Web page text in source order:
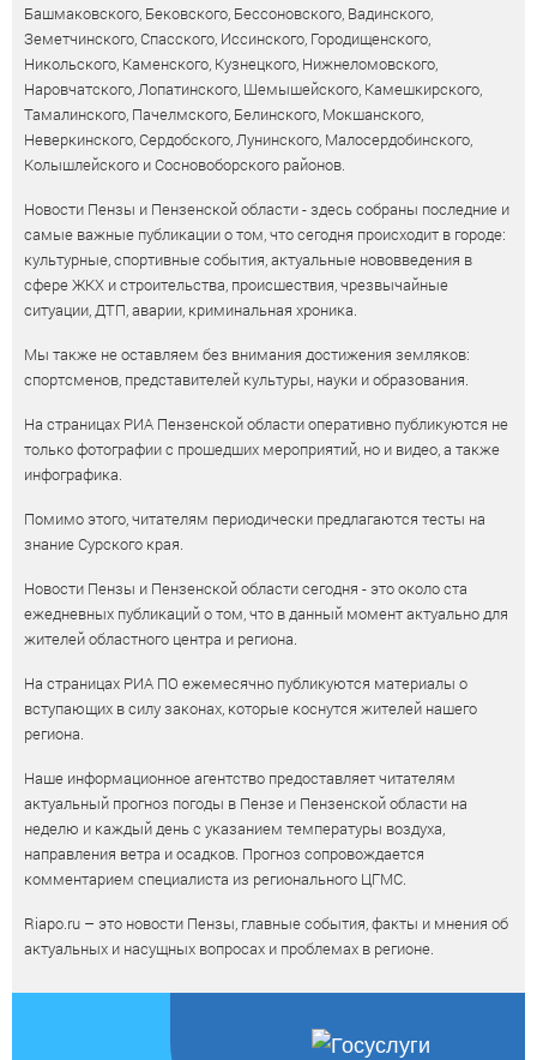
Башмаковского, Бековского, Бессоновского, Вадинского,
Земетчинского, Спасского, Иссинского, Городищенского,
Никольского, Каменского, Кузнецкого, Нижнеломовского,
Наровчатского, Лопатинского, Шемышейского, Камешкирского,
Тамалинского, Пачелмского, Белинского, Мокшанского,
Неверкинского, Сердобского, Лунинского, Малосердобинского,
Колышлейского и Сосновоборского районов.
Новости Пензы и Пензенской области - здесь собраны последние и
самые важные публикации о том, что сегодня происходит в городе:
культурные, спортивные события, актуальные нововведения в
сфере ЖКХ и строительства, происшествия, чрезвычайные
ситуации, ДТП, аварии, криминальная хроника.
Мы также не оставляем без внимания достижения земляков:
спортсменов, представителей культуры, науки и образования.
На страницах РИА Пензенской области оперативно публикуются не
только фотографии с прошедших мероприятий, но и видео, а также
инфографика.
Помимо этого, читателям периодически предлагаются тесты на
знание Сурского края.
Новости Пензы и Пензенской области сегодня - это около ста
ежедневных публикаций о том, что в данный момент актуально для
жителей областного центра и региона.
На страницах РИА ПО ежемесячно публикуются материалы о
вступающих в силу законах, которые коснутся жителей нашего
региона.
Наше информационное агентство предоставляет читателям
актуальный прогноз погоды в Пензе и Пензенской области на
неделю и каждый день с указанием температуры воздуха,
направления ветра и осадков. Прогноз сопровождается
комментарием специалиста из регионального ЦГМС.
Riapo.ru – это новости Пензы, главные события, факты и мнения об
актуальных и насущных вопросах и проблемах в регионе.